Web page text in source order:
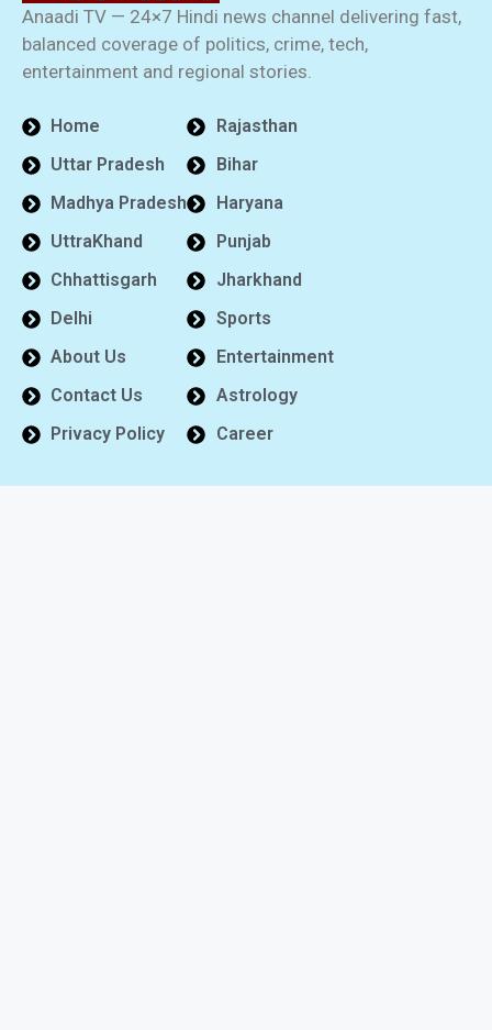
Anaadi TV — 24×7 Hindi news channel delivering fast,
balanced coverage of politics, crime, tech,
entertainment and regional stories.
Home
Uttar Pradesh
Madhya Pradesh
UttraKhand
Chhattisgarh
Delhi
About Us
Contact Us
Privacy Policy
Rajasthan
Bihar
Haryana
Punjab
Jharkhand
Sports
Entertainment
Astrology
Career